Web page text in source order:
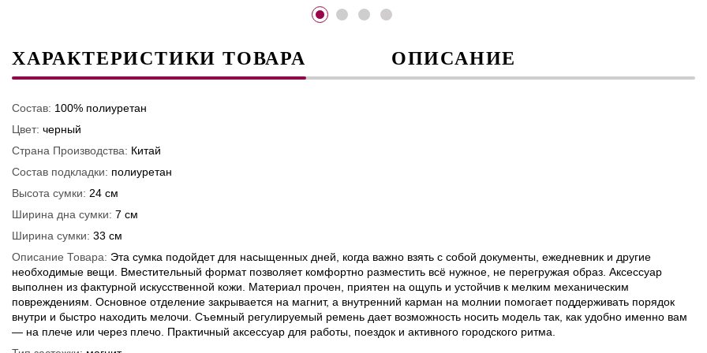
ХАРАКТЕРИСТИКИ ТОВАРА ОПИСАНИЕ
Состав: 100% полиуретан
Цвет: черный
Страна Производства: Китай
Состав подкладки: полиуретан
Высота сумки: 24 см
Ширина дна сумки: 7 см
Ширина сумки: 33 см
Описание Товара: Эта сумка подойдет для насыщенных дней, когда важно взять с собой документы, ежедневник и другие
необходимые вещи. Вместительный формат позволяет комфортно разместить всё нужное, не перегружая образ. Аксессуар
выполнен из фактурной искусственной кожи. Материал прочен, приятен на ощупь и устойчив к мелким механическим
повреждениям. Основное отделение закрывается на магнит, а внутренний карман на молнии помогает поддерживать порядок
внутри и быстро находить мелочи. Съемный регулируемый ремень дает возможность носить модель так, как удобно именно вам
— на плече или через плечо. Практичный аксессуар для работы, поездок и активного городского ритма.